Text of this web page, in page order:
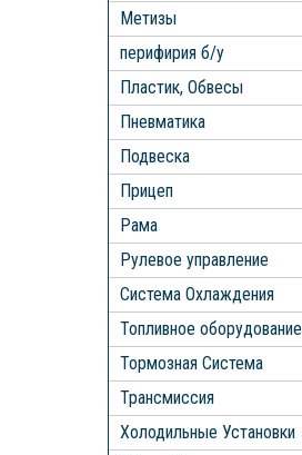
Метизы
перифирия б/у
Пластик, Обвесы
Пневматика
Подвеска
Прицеп
Рама
Рулевое управление
Система Охлаждения
Топливное оборудование
Тормозная Система
Трансмиссия
Холодильные Установки